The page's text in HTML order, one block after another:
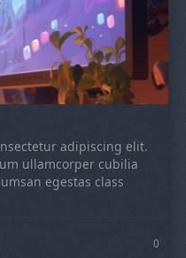
adipiscing elit.
ullamcorper cubilia
egestas class
0